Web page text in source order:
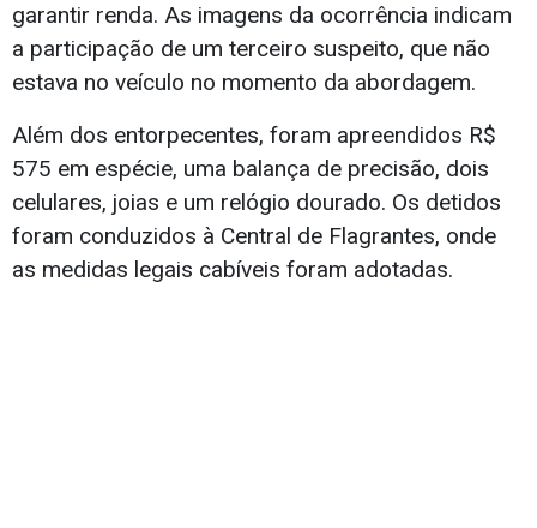
garantir renda. As imagens da ocorrência indicam
a participação de um terceiro suspeito, que não
estava no veículo no momento da abordagem.
Além dos entorpecentes, foram apreendidos R$
575 em espécie, uma balança de precisão, dois
celulares, joias e um relógio dourado. Os detidos
foram conduzidos à Central de Flagrantes, onde
as medidas legais cabíveis foram adotadas.